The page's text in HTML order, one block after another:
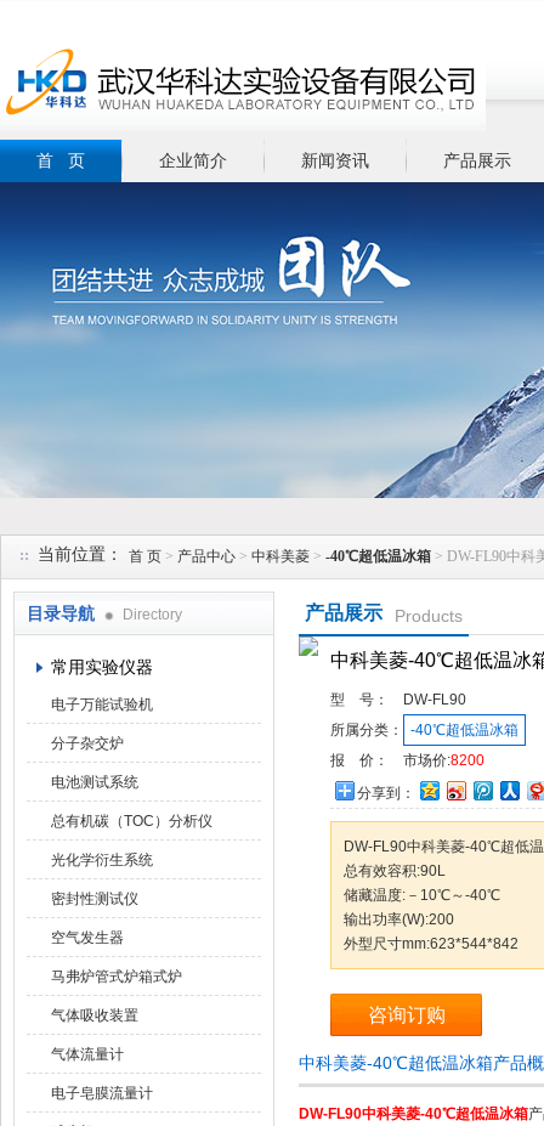
首 页 企业简介 新闻资讯 产品展示
当前位置： 首 页 > 产品中心 > 中科美菱 > -40℃超低温冰箱 > DW-FL90中
目录导航 Directory
常用实验仪器
电子万能试验机
分子杂交炉
电池测试系统
总有机碳（TOC）分析仪
光化学衍生系统
密封性测试仪
空气发生器
马弗炉管式炉箱式炉
气体吸收装置
气体流量计
电子皂膜流量计
产品展示 Products
中科美菱-40℃超低温冰
型 号：
DW-FL90
所属分类：
-40℃超低温冰箱
报 价：
市场价:8200
分享到：
DW-FL90中科美菱-40℃超低
总有效容积:90L
储藏温度:－10℃～-40℃
输出功率(W):200
外型尺寸mm:623*544*842
咨询订购
中科美菱-40℃超低温冰箱产品
DW-FL90中科美菱-40℃超低温冰箱